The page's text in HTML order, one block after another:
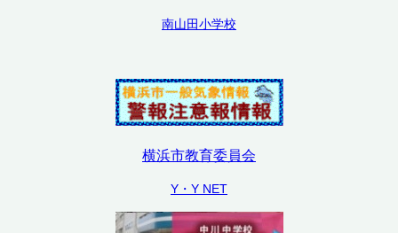
南山田小学校
横浜市教育委員会
Y・Y NET